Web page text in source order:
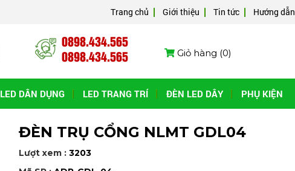
Trang chủ Giới thiệu Tin tức Hướng dẫn
0898.434.565
0898.434.565
Giỏ hàng (0)
LED DÂN DỤNG LED TRANG TRÍ ĐÈN LED DÂY PHỤ KIỆN
ĐÈN TRỤ CỔNG NLMT GDL04
Lượt xem : 3203